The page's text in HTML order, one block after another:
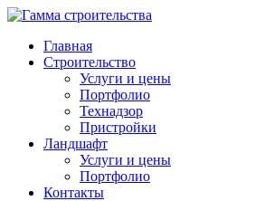
Главная
Строительство
Услуги и цены
Портфолио
Технадзор
Пристройки
Ландшафт
Услуги и цены
Портфолио
Контакты